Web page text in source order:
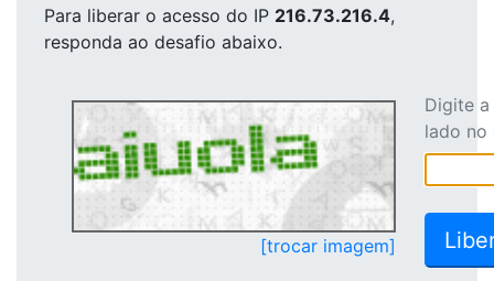
Para liberar o acesso do IP 216.73.216.4,
responda ao desafio abaixo.
[trocar imagem]
Digite
lado no